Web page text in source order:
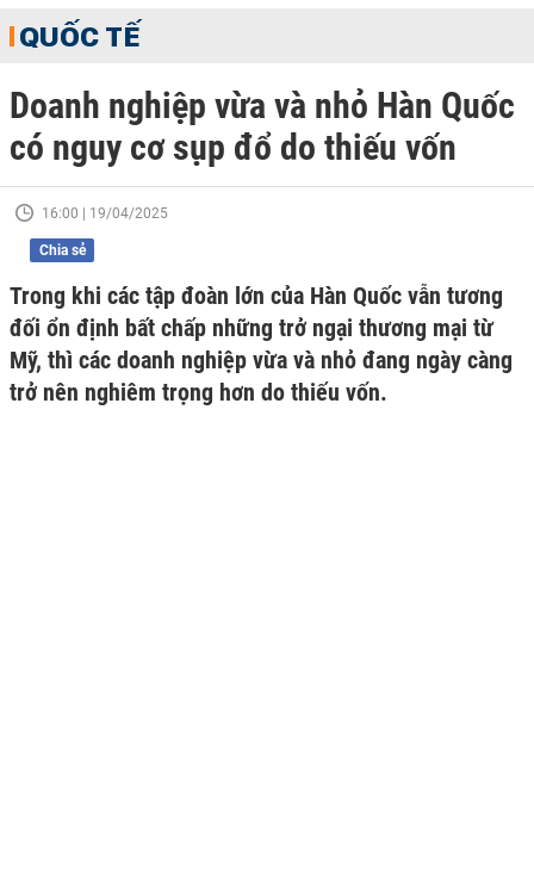
QUỐC TẾ
Doanh nghiệp vừa và nhỏ Hàn Quốc
có nguy cơ sụp đổ do thiếu vốn
16:00 | 19/04/2025
Chia sẻ
Trong khi các tập đoàn lớn của Hàn Quốc vẫn tương
đối ổn định bất chấp những trở ngại thương mại từ
Mỹ, thì các doanh nghiệp vừa và nhỏ đang ngày càng
trở nên nghiêm trọng hơn do thiếu vốn.